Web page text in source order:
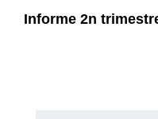
Informe 2n